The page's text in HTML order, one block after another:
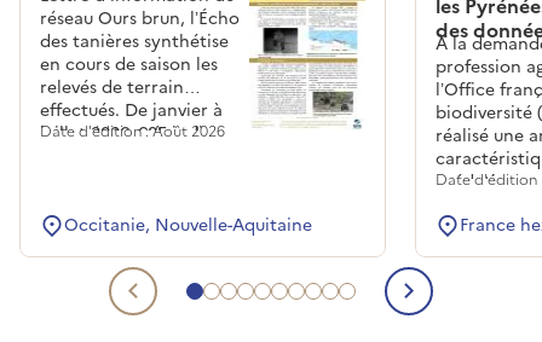
Aller au document lié 1
Aller au document lié 2
Aller au document lié 3
Aller au document lié 4
Aller au document lié 5
Aller au document lié 6
Aller au document lié 7
Aller au document lié 8
Aller au document lié 9
Aller au document lié
réseau Ours brun, l’Écho
des tanières synthétise
en cours de saison les
relevés de terrain
effectués. De janvier à
juillet 2026, 685 indices
Pyrénées françaises.
Date d'édition : Août 2026
Occitanie, Nouvelle-Aquitaine
des
À la
profession
l’Office
biodiversité
réalisé une
prédation,
publication
Date d'édition
France
Document lié précédent